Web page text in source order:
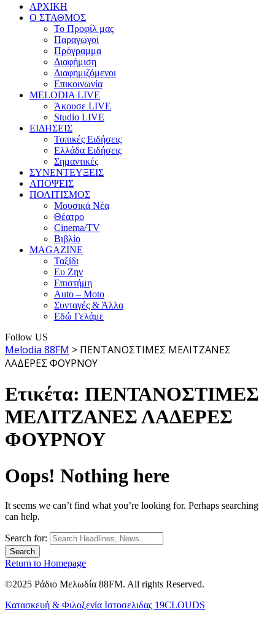
ΑΡΧΙΚΗ
Ο ΣΤΑΘΜΟΣ
Το Προφίλ μας
Παραγωγοί
Πρόγραμμα
Διαφήμιση
Διαφημιζόμενοι
Επικοινωνία
MELODIA LIVE
Άκουσε LIVE
Studio LIVE
ΕΙΔΗΣΕΙΣ
Τοπικές Ειδήσεις
Ελλάδα Ειδήσεις
Σημαντικές
ΣΥΝΕΝΤΕΥΞΕΙΣ
ΑΠΟΨΕΙΣ
ΠΟΛΙΤΙΣΜΟΣ
Μουσικά Νέα
Θέατρο
Cinema/TV
Βιβλίο
MAGAZINE
Ταξίδι
Ευ Ζην
Επιστήμη
Auto – Moto
Συνταγές & Άλλα
Εδώ Γελάμε
Follow US
Melodia 88FM > ΠΕΝΤΑΝΟΣΤΙΜΕΣ ΜΕΛΙΤΖΑΝΕΣ
ΛΑΔΕΡΕΣ ΦΟΥΡΝΟΥ
Ετικέτα: ΠΕΝΤΑΝΟΣΤΙΜΕΣ
ΜΕΛΙΤΖΑΝΕΣ ΛΑΔΕΡΕΣ
ΦΟΥΡΝΟΥ
Oops! Nothing here
It seems we can’t find what you’re looking for. Perhaps searching
can help.
Search for:
Return to Homepage
©2025 Ράδιο Μελωδία 88FM. All rights Reserved.
Κατασκευή & Φιλοξενία Ιστοσελιδας 19CLOUDS